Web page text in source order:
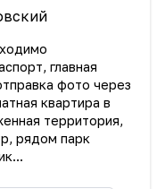
главная
фото через
квартира в
территория,
рядом парк